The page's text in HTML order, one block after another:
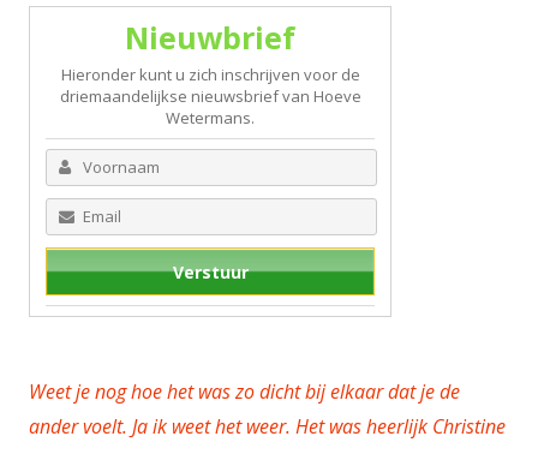
Nieuwbrief
Hieronder kunt u zich inschrijven voor de
driemaandelijkse nieuwsbrief van Hoeve
Wetermans.
Weet je nog hoe het was zo dicht bij elkaar dat je de
ander voelt. Ja ik weet het weer. Het was heerlijk Christine